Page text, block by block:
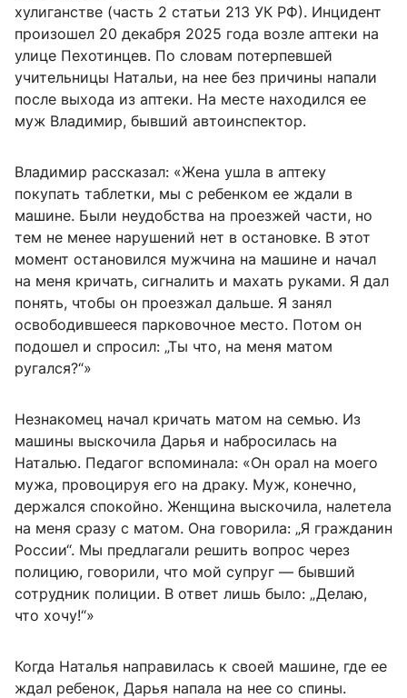
хулиганстве (часть 2 статьи 213 УК РФ). Инцидент
произошел 20 декабря 2025 года возле аптеки на
улице Пехотинцев. По словам потерпевшей
учительницы Натальи, на нее без причины напали
после выхода из аптеки. На месте находился ее
муж Владимир, бывший автоинспектор.
Владимир рассказал: «Жена ушла в аптеку
покупать таблетки, мы с ребенком ее ждали в
машине. Были неудобства на проезжей части, но
тем не менее нарушений нет в остановке. В этот
момент остановился мужчина на машине и начал
на меня кричать, сигналить и махать руками. Я дал
понять, чтобы он проезжал дальше. Я занял
освободившееся парковочное место. Потом он
подошел и спросил: „Ты что, на меня матом
ругался?“»
Незнакомец начал кричать матом на семью. Из
машины выскочила Дарья и набросилась на
Наталью. Педагог вспоминала: «Он орал на моего
мужа, провоцируя его на драку. Муж, конечно,
держался спокойно. Женщина выскочила, налетела
на меня сразу с матом. Она говорила: „Я гражданин
России“. Мы предлагали решить вопрос через
полицию, говорили, что мой супруг — бывший
сотрудник полиции. В ответ лишь было: „Делаю,
что хочу!“»
Когда Наталья направилась к своей машине, где ее
ждал ребенок, Дарья напала на нее со спины.